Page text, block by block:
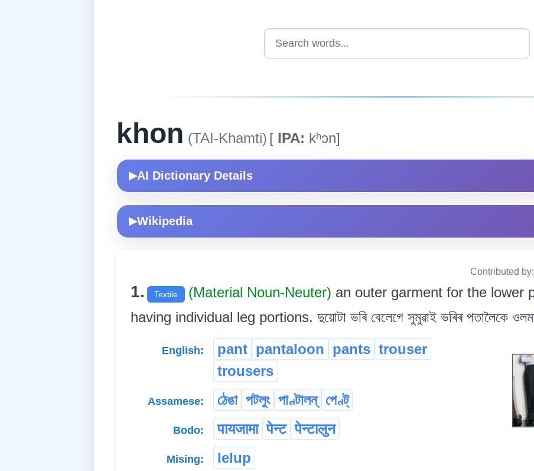
khon (TAI-Khamti) [ IPA: kʰɔn]
▶AI Dictionary Details
▶Wikipedia
Contributed by:
1. Textile (Material Noun-Neuter) an outer garment for the lower
having individual leg portions. দুয়োটা ভৰি বেলেগে সুমুৱাই ভৰিৰ পতালৈকে
English: pant pantaloon pants trouser
trousers
Assamese: ঠেঙা পটলুং পাণ্টালন্ পেণ্ট্
Bodo: पायजामा पेन्ट पेन्टालुन
Mising: lelup